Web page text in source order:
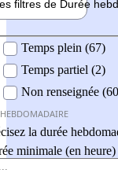
filtres de Durée
Temps plein (67)
Temps partiel (2)
Non renseignée
la durée
minimale (en heure)